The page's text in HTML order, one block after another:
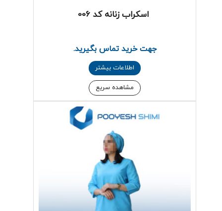
اسکراب زنانه کد 006
جهت خرید تماس بگیرید.
اطلاعات بیشتر
مشاهده سریع